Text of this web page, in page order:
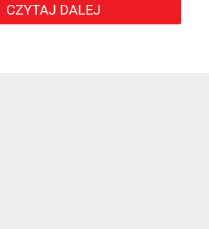
CZYTAJ DALEJ